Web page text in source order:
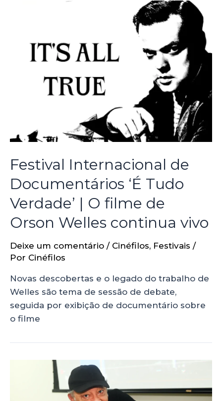
Festival Internacional de
Documentários ‘É Tudo
Verdade’ | O filme de
Orson Welles continua vivo
Deixe um comentário / Cinéfilos, Festivais /
Por Cinéfilos
Novas descobertas e o legado do trabalho de
Welles são tema de sessão de debate,
seguida por exibição de documentário sobre
o filme